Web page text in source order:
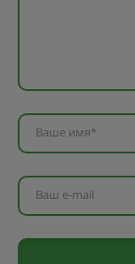
Ваше имя*
Ваш e-mail